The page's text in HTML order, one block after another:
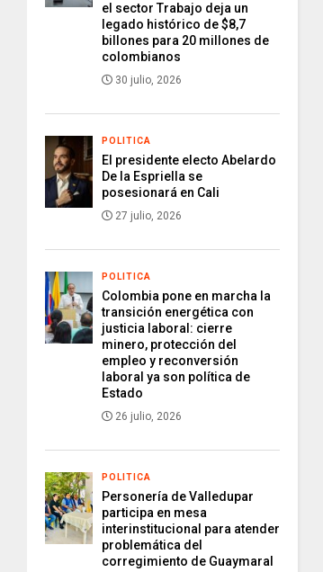
el sector Trabajo deja un
legado histórico de $8,7
billones para 20 millones de
colombianos
30 julio, 2026
POLITICA
El presidente electo Abelardo
De la Espriella se
posesionará en Cali
27 julio, 2026
POLITICA
Colombia pone en marcha la
transición energética con
justicia laboral: cierre
minero, protección del
empleo y reconversión
laboral ya son política de
Estado
26 julio, 2026
POLITICA
Personería de Valledupar
participa en mesa
interinstitucional para atender
problemática del
corregimiento de Guaymaral